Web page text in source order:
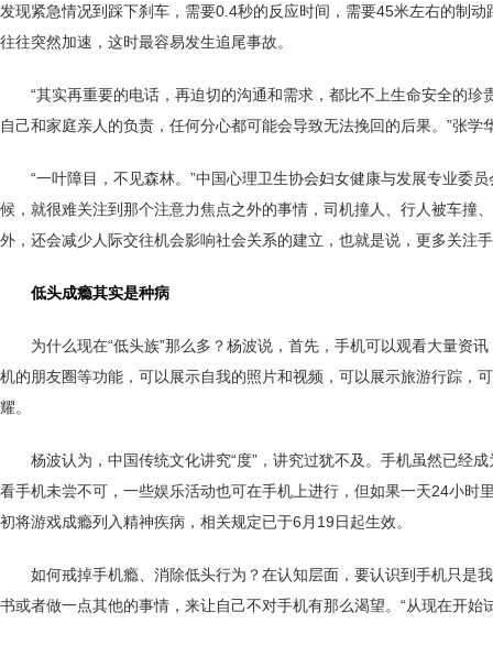
发现紧急情况到踩下刹车，需要0.4秒的反应时间，需要45米左右的制
往往突然加速，这时最容易发生追尾事故。
“其实再重要的电话，再迫切的沟通和需求，都比不上生命安全的
自己和家庭亲人的负责，任何分心都可能会导致无法挽回的后果。”张学
“一叶障目，不见森林。”中国心理卫生协会妇女健康与发展专业委
候，就很难关注到那个注意力焦点之外的事情，司机撞人、行人被车撞
外，还会减少人际交往机会影响社会关系的建立，也就是说，更多关注
低头成瘾其实是种病
为什么现在“低头族”那么多？杨波说，首先，手机可以观看大量资
机的朋友圈等功能，可以展示自我的照片和视频，可以展示旅游行踪，
耀。
杨波认为，中国传统文化讲究“度”，讲究过犹不及。手机虽然已经
看手机未尝不可，一些娱乐活动也可在手机上进行，但如果一天24小
初将游戏成瘾列入精神疾病，相关规定已于6月19日起生效。
如何戒掉手机瘾、消除低头行为？在认知层面，要认识到手机只是
书或者做一点其他的事情，来让自己不对手机有那么渴望。“从现在开